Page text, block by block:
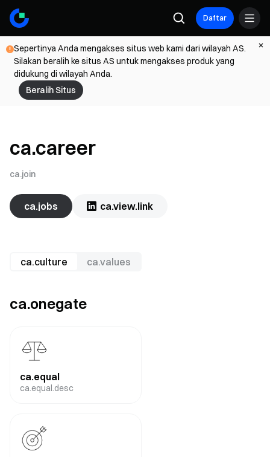
Daftar
Sepertinya Anda mengakses situs web kami dari wilayah AS.
Silakan beralih ke situs AS untuk mengakses produk yang
didukung di wilayah Anda.
Beralih Situs
ca.career
ca.join
ca.jobs ca.view.link
ca.culture ca.values
ca.onegate
ca.equal
ca.equal.desc